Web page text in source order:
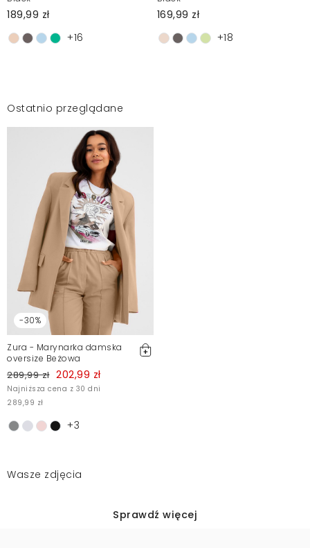
189,99 zł
+16
169,99 zł
+18
Ostatnio przeglądane
-30%
Zura - Marynarka damska
oversize Beżowa
289,99 zł 202,99 zł
Najniższa cena z 30 dni
289,99 zł
+3
Wasze zdjęcia
Sprawdź więcej